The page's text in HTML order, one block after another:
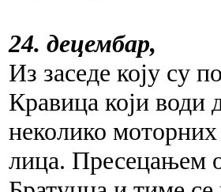
24. децембар,
Из заседе коју су
Кравица који
неколико моторних
лица. Пресецањем